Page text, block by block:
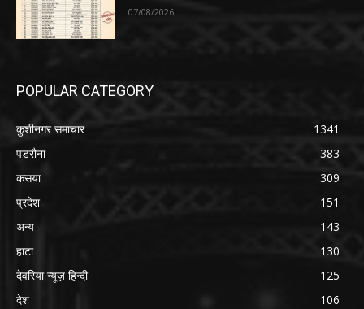
07/08/2026
POPULAR CATEGORY
कुशीनगर समाचार
1341
पडरौना
383
कसया
309
प्रदेश
151
अन्य
143
हाटा
130
देवरिया न्यूज़ हिन्दी
125
देश
106